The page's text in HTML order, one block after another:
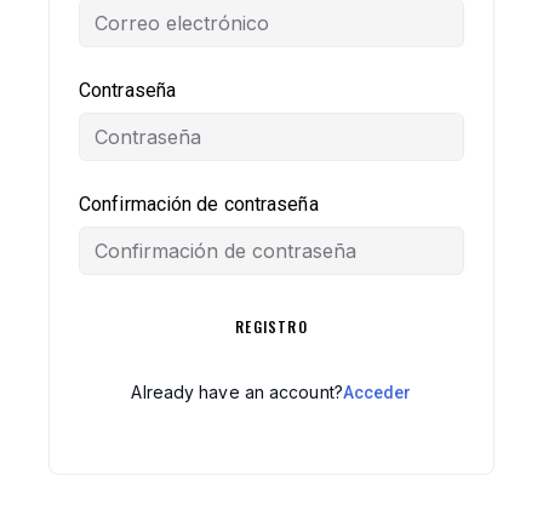
Contraseña
Confirmación de contraseña
REGISTRO
Already have an account?Acceder